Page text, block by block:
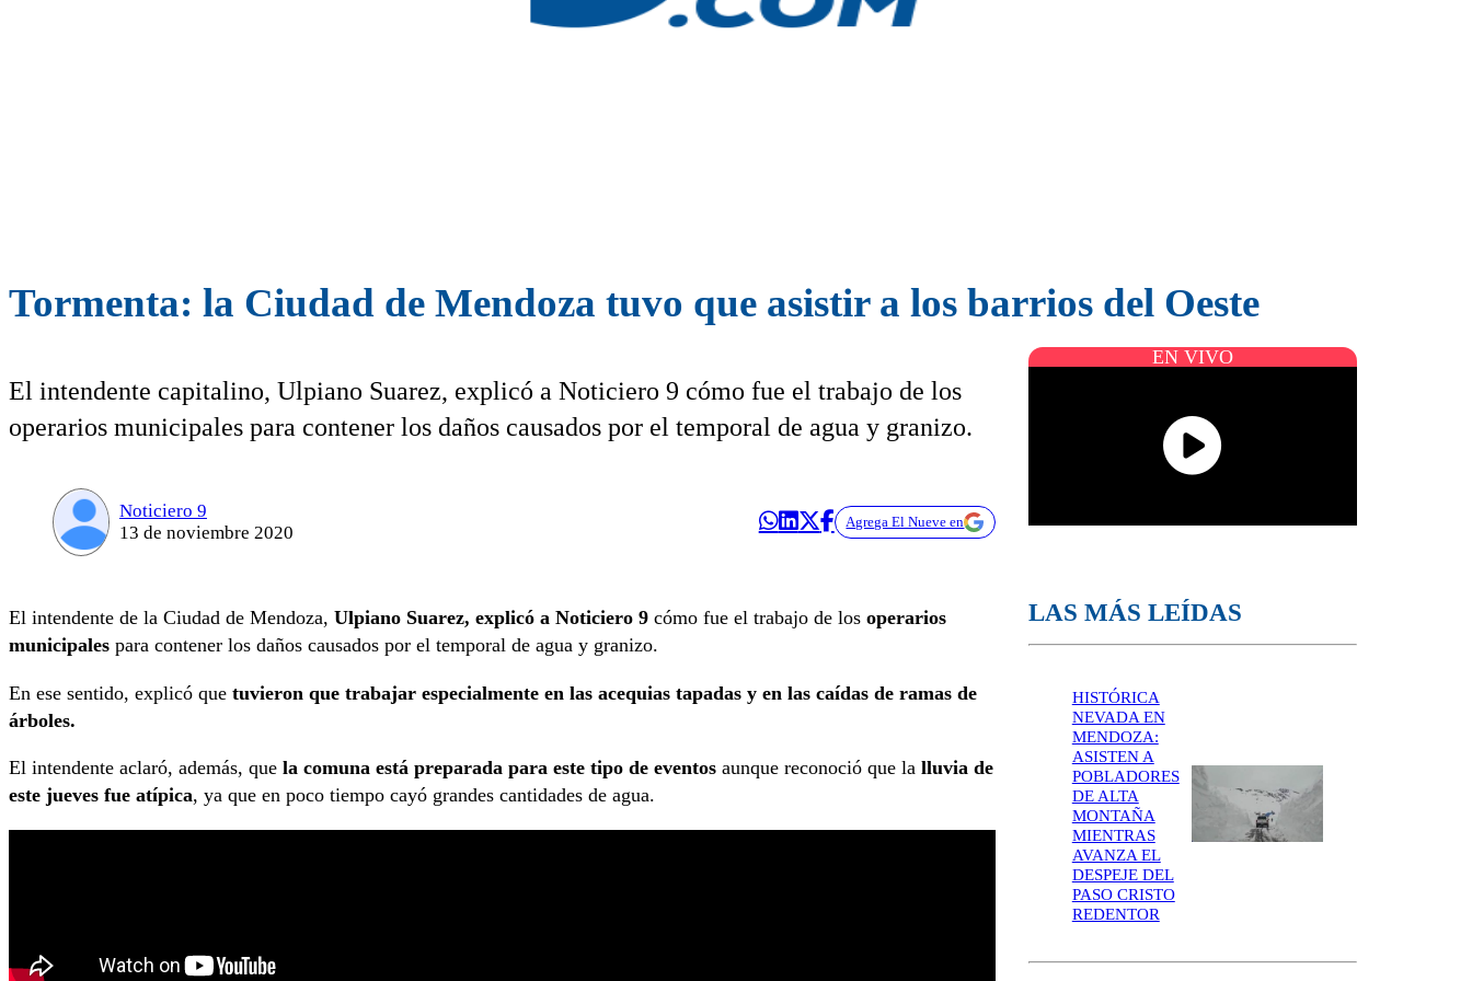
Tormenta: la Ciudad de Mendoza tuvo que asistir a los barrios del Oeste
El intendente capitalino, Ulpiano Suarez, explicó a Noticiero 9 cómo fue el trabajo de los
operarios municipales para contener los daños causados por el temporal de agua y granizo.
Noticiero 9
13 de noviembre 2020
Agrega El Nueve en
El intendente de la Ciudad de Mendoza, Ulpiano Suarez, explicó a Noticiero 9 cómo fue el trabajo de los operarios
municipales para contener los daños causados por el temporal de agua y granizo.
En ese sentido, explicó que tuvieron que trabajar especialmente en las acequias tapadas y en las caídas de ramas de
árboles.
El intendente aclaró, además, que la comuna está preparada para este tipo de eventos aunque reconoció que la lluvia de
este jueves fue atípica, ya que en poco tiempo cayó grandes cantidades de agua.
EN VIVO
LAS MÁS LEÍDAS
HISTÓRICA
NEVADA EN
MENDOZA:
ASISTEN A
POBLADORES
DE ALTA
MONTAÑA
MIENTRAS
AVANZA EL
DESPEJE DEL
PASO CRISTO
REDENTOR